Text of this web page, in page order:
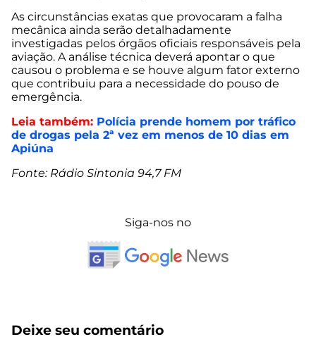
As circunstâncias exatas que provocaram a falha
mecânica ainda serão detalhadamente
investigadas pelos órgãos oficiais responsáveis pela
aviação. A análise técnica deverá apontar o que
causou o problema e se houve algum fator externo
que contribuiu para a necessidade do pouso de
emergência.
Leia também: Polícia prende homem por tráfico
de drogas pela 2ª vez em menos de 10 dias em
Apiúna
Fonte: Rádio Sintonia 94,7 FM
Siga-nos no
Deixe seu comentário